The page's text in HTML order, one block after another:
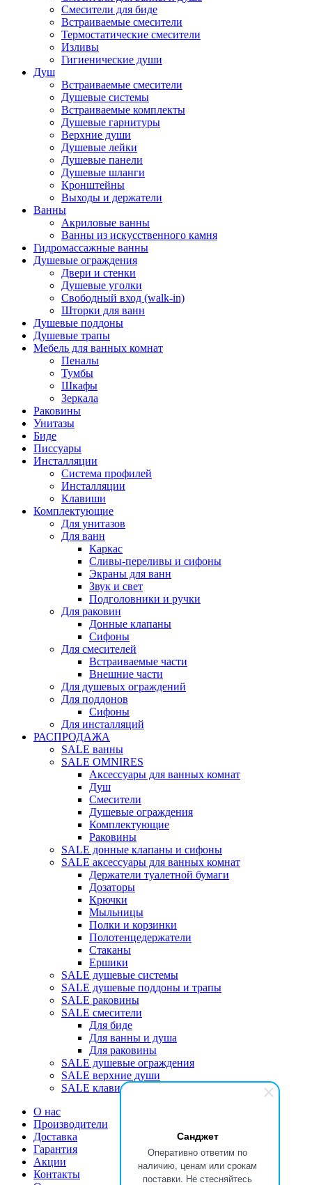
Санджет
Оперативно ответим по
наличию, ценам или срокам
поставки. Не стесняйтесь
Смесители для биде
Встраиваемые смесители
Термостатические смесители
Изливы
Гигиенические души
Душ
Встраиваемые смесители
Душевые системы
Встраиваемые комплекты
Душевые гарнитуры
Верхние души
Душевые лейки
Душевые панели
Душевые шланги
Кронштейны
Выходы и держатели
Ванны
Акриловые ванны
Ванны из искусственного камня
Гидромассажные ванны
Душевые ограждения
Двери и стенки
Душевые уголки
Свободный вход (walk-in)
Шторки для ванн
Душевые поддоны
Душевые трапы
Мебель для ванных комнат
Пеналы
Тумбы
Шкафы
Зеркала
Раковины
Унитазы
Биде
Писсуары
Инсталляции
Система профилей
Инсталляции
Клавиши
Комплектующие
Для унитазов
Для ванн
Каркас
Сливы-переливы и сифоны
Экраны для ванн
Звук и свет
Подголовники и ручки
Для раковин
Донные клапаны
Сифоны
Для смесителей
Встраиваемые части
Внешние части
Для душевых ограждений
Для поддонов
Сифоны
Для инсталляций
РАСПРОДАЖА
SALE ванны
SALE OMNIRES
Аксессуары для ванных комнат
Душ
Смесители
Душевые ограждения
Комплектующие
Раковины
SALE донные клапаны и сифоны
SALE аксессуары для ванных комнат
Держатели туалетной бумаги
Дозаторы
Крючки
Мыльницы
Полки и корзинки
Полотенцедержатели
Стаканы
Ершики
SALE душевые системы
SALE душевые поддоны и трапы
SALE раковины
SALE смесители
Для биде
Для ванны и душа
Для раковины
SALE душевые ограждения
SALE верхние души
SALE клавиши
О нас
Производители
Доставка
Гарантия
Акции
Контакты